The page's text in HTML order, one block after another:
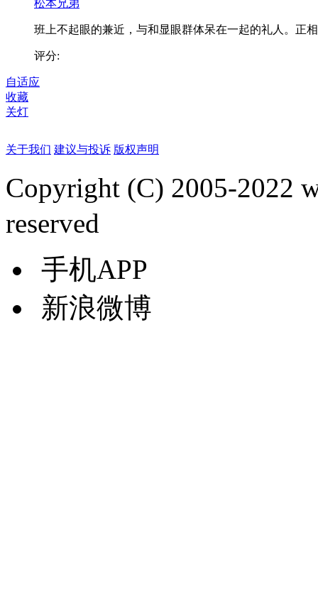
松本兄弟
班上不起眼的兼近，与和显眼群体呆在一起的礼人。正
评分:
自适应
收藏
关灯
关于我们 建议与投诉 版权声明
Copyright (C) 2005-2022
reserved
手机APP
新浪微博